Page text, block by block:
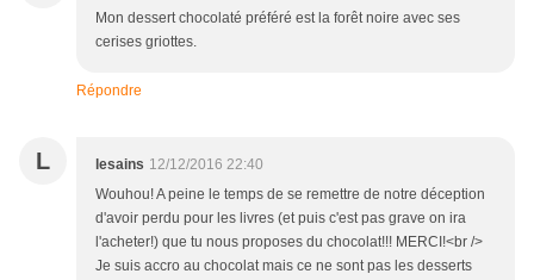
Mon dessert chocolaté préféré est la forêt noire avec ses
cerises griottes.
Répondre
L lesains 12/12/2016 22:40
Wouhou! A peine le temps de se remettre de notre déception
d'avoir perdu pour les livres (et puis c'est pas grave on ira
l'acheter!) que tu nous proposes du chocolat!!! MERCI!<br />
Je suis accro au chocolat mais ce ne sont pas les desserts